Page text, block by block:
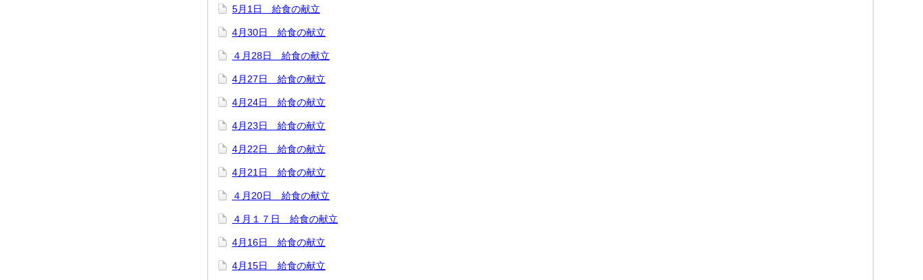
5月1日 給食の献立
4月30日 給食の献立
４月28日 給食の献立
4月27日 給食の献立
4月24日 給食の献立
4月23日 給食の献立
4月22日 給食の献立
4月21日 給食の献立
４月20日 給食の献立
４月１７日 給食の献立
4月16日 給食の献立
4月15日 給食の献立